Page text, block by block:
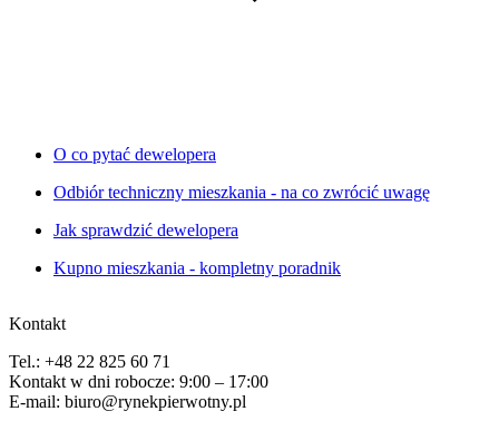
O co pytać dewelopera
Odbiór techniczny mieszkania - na co zwrócić uwagę
Jak sprawdzić dewelopera
Kupno mieszkania - kompletny poradnik
Kontakt
Tel.: +48 22 825 60 71
Kontakt w dni robocze: 9:00 – 17:00
E-mail: biuro@rynekpierwotny.pl